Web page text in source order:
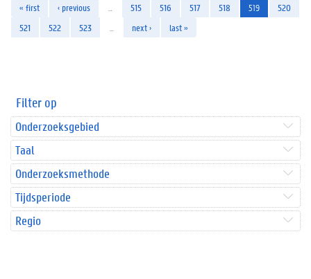
« first ‹ previous 515 516 517 518 519
520
521
522 523 next › last »
Filter op
Onderzoeksgebied
Taal
Onderzoeksmethode
Tijdsperiode
Regio